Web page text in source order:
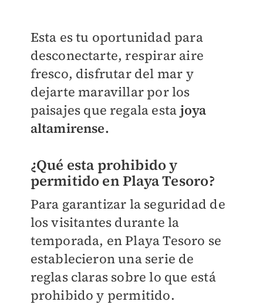
Esta es tu oportunidad para
desconectarte, respirar aire
fresco, disfrutar del mar y
dejarte maravillar por los
paisajes que regala esta joya
altamirense.
¿Qué esta prohibido y
permitido en Playa Tesoro?
Para garantizar la seguridad de
los visitantes durante la
temporada, en Playa Tesoro se
establecieron una serie de
reglas claras sobre lo que está
prohibido y permitido.